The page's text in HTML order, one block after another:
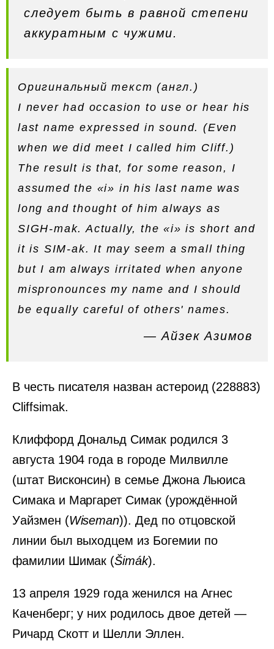
следует быть в равной степени
аккуратным с чужими.
Оригинальный текст (англ.)
I never had occasion to use or hear his
last name expressed in sound. (Even
when we did meet I called him Cliff.)
The result is that, for some reason, I
assumed the «i» in his last name was
long and thought of him always as
SIGH-mak. Actually, the «i» is short and
it is SIM-ak. It may seem a small thing
but I am always irritated when anyone
mispronounces my name and I should
be equally careful of others' names.
— Айзек Азимов
В честь писателя назван астероид (228883)
Cliffsimak.
Клиффорд Дональд Симак родился 3
августа 1904 года в городе Милвилле
(штат Висконсин) в семье Джона Льюиса
Симака и Маргарет Симак (урождённой
Уайзмен (Wiseman)). Дед по отцовской
линии был выходцем из Богемии по
фамилии Шимак (Šimák).
13 апреля 1929 года женился на Агнес
Каченберг; у них родилось двое детей —
Ричард Скотт и Шелли Эллен.